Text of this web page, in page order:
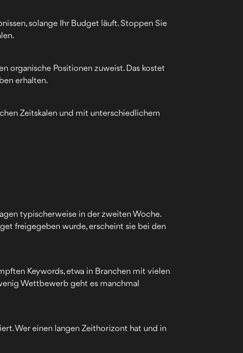
solange Ihr Budget läuft. Stoppen Sie
organische Positionen zuweist. Das kostet
erhalten.
Zeitskalen und mit unterschiedlichem
typischerweise in der zweiten Woche.
freigegeben wurde, erscheint sie bei den
Keywords, etwa in Branchen mit vielen
Wettbewerb geht es manchmal
Wer einen langen Zeithorizont hat und in